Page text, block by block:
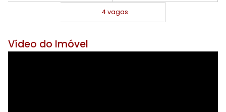
4 vagas
Vídeo do Imóvel